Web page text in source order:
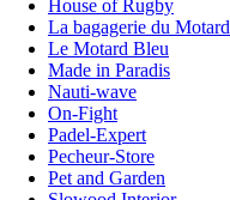
House of Rugby
La bagagerie du Motard
Le Motard Bleu
Made in Paradis
Nauti-wave
On-Fight
Padel-Expert
Pecheur-Store
Pet and Garden